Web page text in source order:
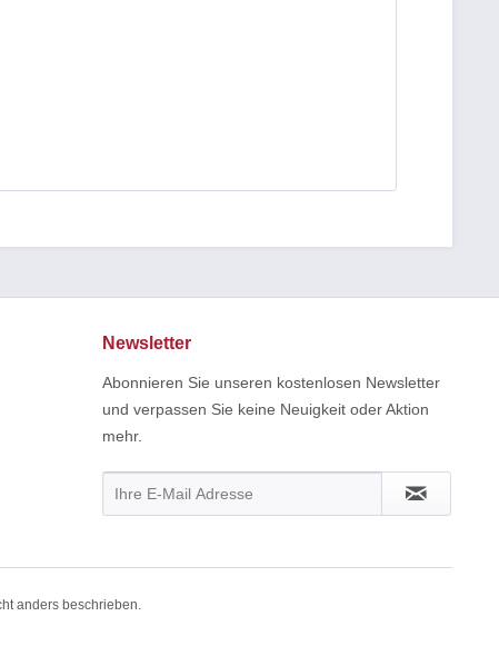
Newsletter
Abonnieren Sie unseren kostenlosen Newsletter
und verpassen Sie keine Neuigkeit oder Aktion
mehr.
anders beschrieben.